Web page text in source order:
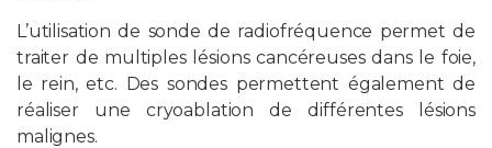
L’utilisation de sonde de radiofréquence permet de
traiter de multiples lésions cancéreuses dans le foie,
le rein, etc. Des sondes permettent également de
réaliser une cryoablation de différentes lésions
malignes.